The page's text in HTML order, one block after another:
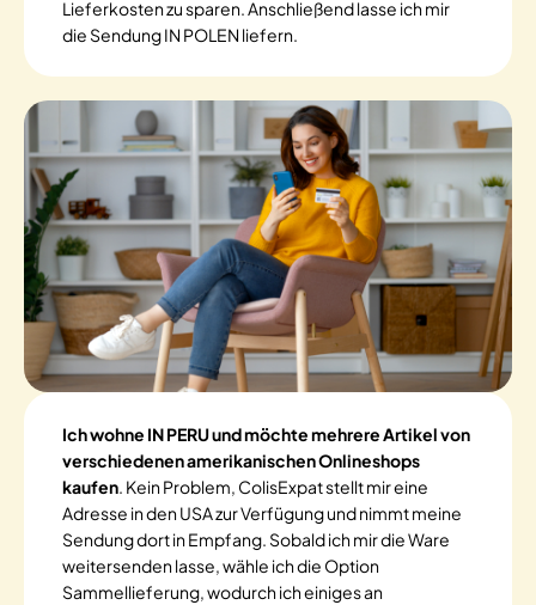
Lieferkosten zu sparen. Anschließend lasse ich mir
die Sendung IN POLEN liefern.
Ich wohne IN PERU und möchte mehrere Artikel von
verschiedenen amerikanischen Onlineshops
kaufen. Kein Problem, ColisExpat stellt mir eine
Adresse in den USA zur Verfügung und nimmt meine
Sendung dort in Empfang. Sobald ich mir die Ware
weitersenden lasse, wähle ich die Option
Sammellieferung, wodurch ich einiges an